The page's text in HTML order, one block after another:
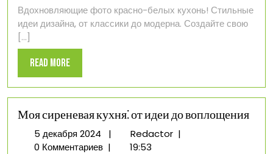
красно-
белые
Вдохновляющие фото красно-белых кухонь! Стильные
идеи дизайна, от классики до модерна. Создайте свою
[...]
Read MoreRead
More
Моя сиреневая кухня⁚ от идеи до воплощения
5 декабря 20245
декабря
| RedactorМоя
|
0 Комментариев |
19:53